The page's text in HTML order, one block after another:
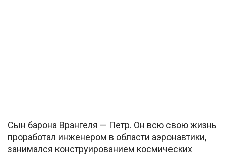
Сын барона Врангеля — Петр. Он всю свою жизнь
проработал инженером в области аэронавтики,
занимался конструированием космических